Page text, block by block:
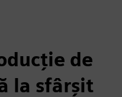
de
la sfârșit